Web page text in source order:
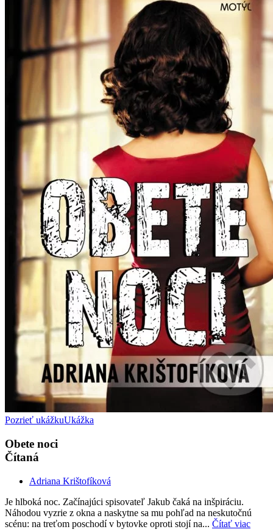
Pozrieť ukážkuUkážka
Obete noci
Čítaná
Adriana Krištofíková
Je hlboká noc. Začínajúci spisovateľ Jakub čaká na inšpiráciu.
Náhodou vyzrie z okna a naskytne sa mu pohľad na neskutočnú
scénu: na treťom poschodí v bytovke oproti stojí na... Čítať viac